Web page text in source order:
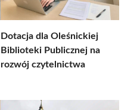
Dotacja dla Oleśnickiej
Biblioteki Publicznej na
rozwój czytelnictwa